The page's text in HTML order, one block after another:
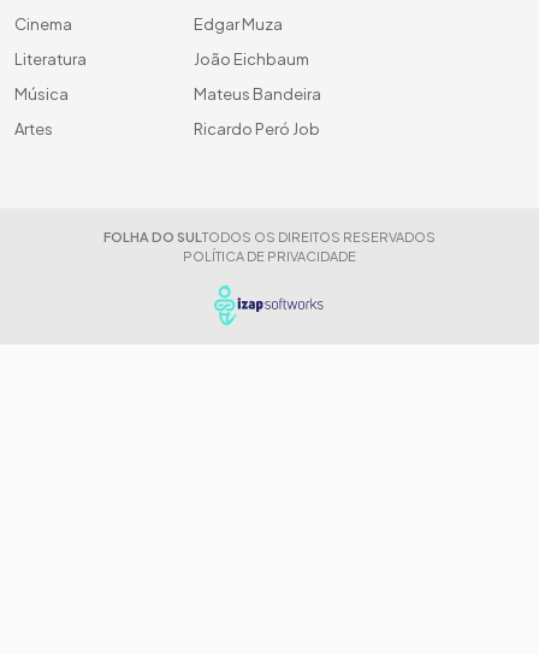
Cinema
Literatura
Música
Artes
Edgar Muza
João Eichbaum
Mateus Bandeira
Ricardo Peró Job
FOLHA DO SUL TODOS OS DIREITOS RESERVADOS
POLÍTICA DE PRIVACIDADE